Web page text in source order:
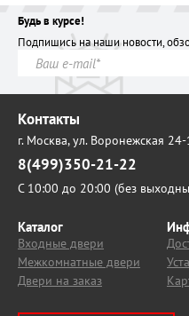
Будь в курсе!
Подпишись на наши новости,
Контакты
г. Москва,ул. Воронежская 24-
8(499)350-21-22
С 10:00 до 20:00 (без
Каталог
Входные двери
Межкомнатные двери
Двери на заказ